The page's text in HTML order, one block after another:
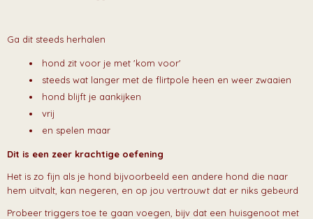
Ga dit steeds herhalen
hond zit voor je met 'kom voor'
steeds wat langer met de flirtpole heen en weer zwaaien
hond blijft je aankijken
vrij
en spelen maar
Dit is een zeer krachtige oefening
Het is zo fijn als je hond bijvoorbeeld een andere hond die naar
hem uitvalt, kan negeren, en op jou vertrouwt dat er niks gebeurd
Probeer triggers toe te gaan voegen, bijv dat een huisgenoot met